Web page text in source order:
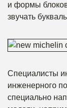
и формы
звучать
Специалисты
инженерного
специально